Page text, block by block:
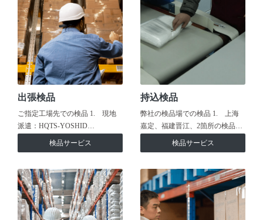
出張検品
ご指定工場先での検品 1. 現地
派遣：HQTS-YOSHID…
検品サービス
持込検品
弊社の検品場での検品 1. 上海
嘉定、福建晋江、2箇所の検品…
検品サービス